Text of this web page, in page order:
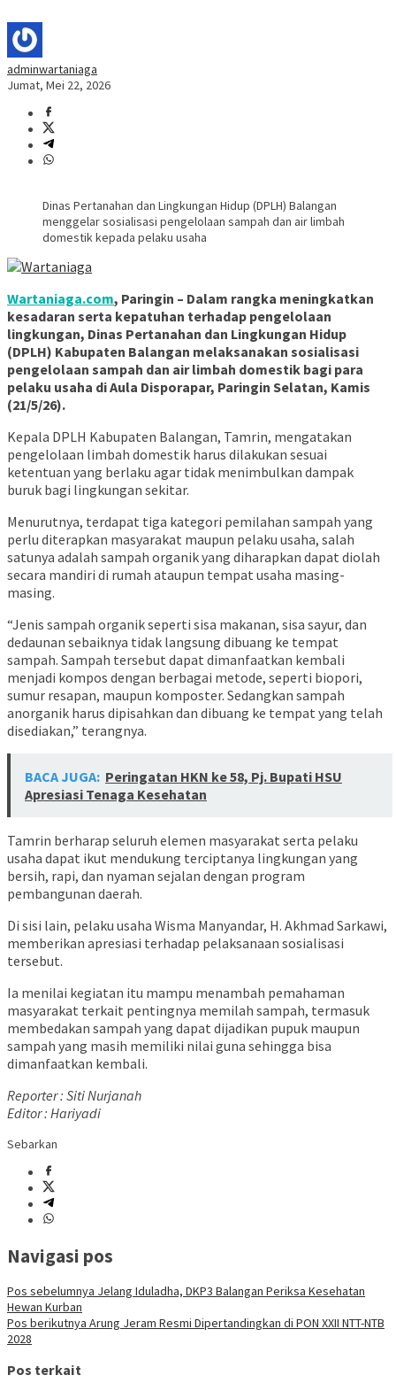
adminwartaniaga
Jumat, Mei 22, 2026
Dinas Pertanahan dan Lingkungan Hidup (DPLH) Balangan
menggelar sosialisasi pengelolaan sampah dan air limbah
domestik kepada pelaku usaha
Wartaniaga.com, Paringin – Dalam rangka meningkatkan
kesadaran serta kepatuhan terhadap pengelolaan
lingkungan, Dinas Pertanahan dan Lingkungan Hidup
(DPLH) Kabupaten Balangan melaksanakan sosialisasi
pengelolaan sampah dan air limbah domestik bagi para
pelaku usaha di Aula Disporapar, Paringin Selatan, Kamis
(21/5/26).
Kepala DPLH Kabupaten Balangan, Tamrin, mengatakan
pengelolaan limbah domestik harus dilakukan sesuai
ketentuan yang berlaku agar tidak menimbulkan dampak
buruk bagi lingkungan sekitar.
Menurutnya, terdapat tiga kategori pemilahan sampah yang
perlu diterapkan masyarakat maupun pelaku usaha, salah
satunya adalah sampah organik yang diharapkan dapat diolah
secara mandiri di rumah ataupun tempat usaha masing-
masing.
“Jenis sampah organik seperti sisa makanan, sisa sayur, dan
dedaunan sebaiknya tidak langsung dibuang ke tempat
sampah. Sampah tersebut dapat dimanfaatkan kembali
menjadi kompos dengan berbagai metode, seperti biopori,
sumur resapan, maupun komposter. Sedangkan sampah
anorganik harus dipisahkan dan dibuang ke tempat yang telah
disediakan,” terangnya.
BACA JUGA: Peringatan HKN ke 58, Pj. Bupati HSU
Apresiasi Tenaga Kesehatan
Tamrin berharap seluruh elemen masyarakat serta pelaku
usaha dapat ikut mendukung terciptanya lingkungan yang
bersih, rapi, dan nyaman sejalan dengan program
pembangunan daerah.
Di sisi lain, pelaku usaha Wisma Manyandar, H. Akhmad Sarkawi,
memberikan apresiasi terhadap pelaksanaan sosialisasi
tersebut.
Ia menilai kegiatan itu mampu menambah pemahaman
masyarakat terkait pentingnya memilah sampah, termasuk
membedakan sampah yang dapat dijadikan pupuk maupun
sampah yang masih memiliki nilai guna sehingga bisa
dimanfaatkan kembali.
Reporter : Siti Nurjanah
Editor : Hariyadi
Sebarkan
Navigasi pos
Pos sebelumnya Jelang Iduladha, DKP3 Balangan Periksa Kesehatan
Hewan Kurban
Pos berikutnya Arung Jeram Resmi Dipertandingkan di PON XXII NTT-NTB
2028
Pos terkait